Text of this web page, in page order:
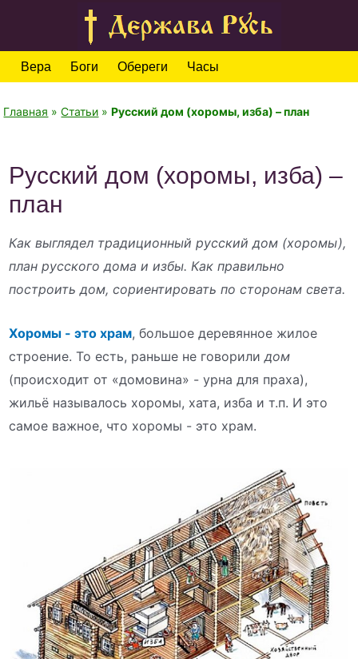
Вера Боги Обереги Часы
Главная »Статьи »Русский дом (хоромы, изба) – план
Русский дом (хоромы, изба) –
план
Как выглядел традиционный русский дом (хоромы),
план русского дома и избы. Как правильно
построить дом, сориентировать по сторонам света.
Хоромы - это храм, большое деревянное жилое
строение. То есть, раньше не говорилидом
(происходит от «домовина» - урна для праха),
жильё называлось хоромы, хата, изба и т.п. И это
самое важное, что хоромы - это храм.